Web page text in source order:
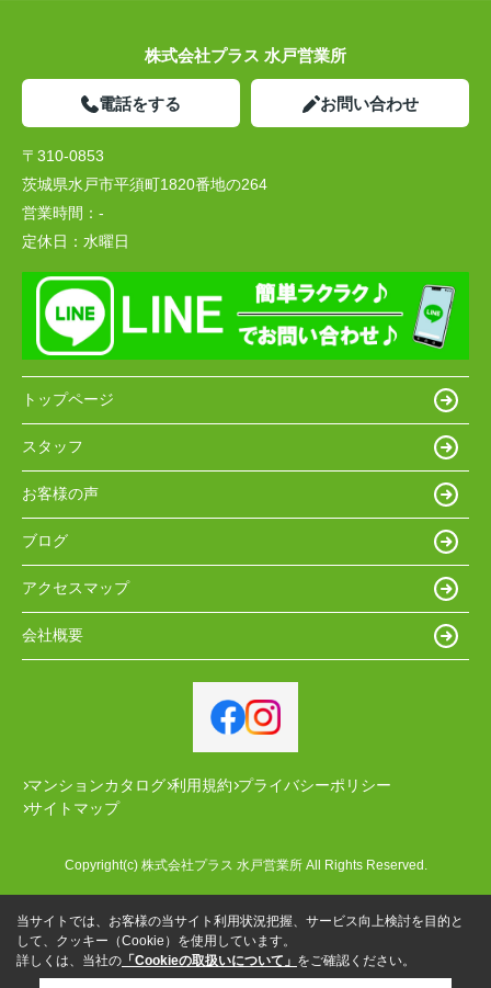
株式会社プラス 水戸営業所
電話をする お問い合わせ
〒310-0853
茨城県水戸市平須町1820番地の264
営業時間： -
定休日： 水曜日
トップページ
スタッフ
お客様の声
ブログ
アクセスマップ
会社概要
マンションカタログ 利用規約 プライバシーポリシー
サイトマップ
Copyright(c) 株式会社プラス 水戸営業所 All Rights Reserved.
当サイトでは、お客様の当サイト利用状況把握、サービス向上検討を目的と
して、クッキー（Cookie）を使用しています。
詳しくは、当社の 「Cookieの取扱いについて」 をご確認ください。